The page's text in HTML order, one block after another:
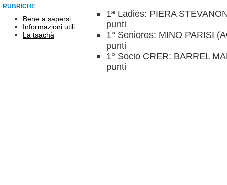
RUBRICHE
Bene a sapersi
Informazioni utili
La tsachà
1ª Ladies: PIERA
punti
1° Seniores: MINO PARISI
punti
1° Socio CRER: BARREL
punti